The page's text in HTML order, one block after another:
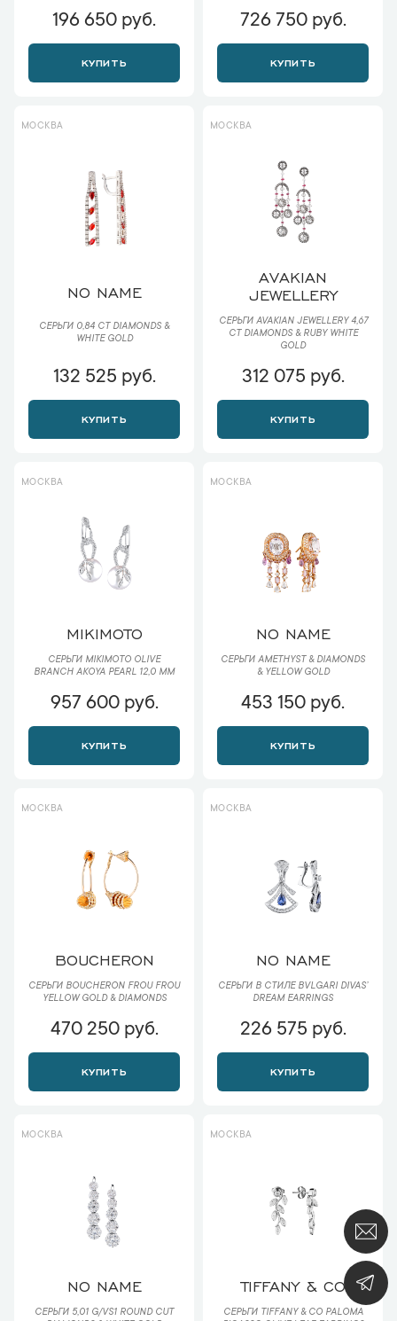
196 650 руб.
КУПИТЬ
726 750 руб.
КУПИТЬ
МОСКВА
NO NAME
СЕРЬГИ 0,84 CT DIAMONDS &
WHITE GOLD
132 525 руб.
КУПИТЬ
МОСКВА
AVAKIAN
JEWELLERY
СЕРЬГИ AVAKIAN JEWELLERY 4,67
CT DIAMONDS & RUBY WHITE
GOLD
312 075 руб.
КУПИТЬ
МОСКВА
MIKIMOTO
СЕРЬГИ MIKIMOTO OLIVE
BRANCH AKOYA PEARL 12,0 MM
957 600 руб.
КУПИТЬ
МОСКВА
NO NAME
СЕРЬГИ AMETHYST & DIAMONDS
& YELLOW GOLD
453 150 руб.
КУПИТЬ
МОСКВА
BOUCHERON
СЕРЬГИ BOUCHERON FROU FROU
YELLOW GOLD & DIAMONDS
470 250 руб.
КУПИТЬ
МОСКВА
NO NAME
СЕРЬГИ В СТИЛЕ BVLGARI DIVAS’
DREAM EARRINGS
226 575 руб.
КУПИТЬ
МОСКВА
NO NAME
СЕРЬГИ 5,01 G/VS1 ROUND CUT
МОСКВА
TIFFANY & CO
СЕРЬГИ TIFFANY & CO PALOMA